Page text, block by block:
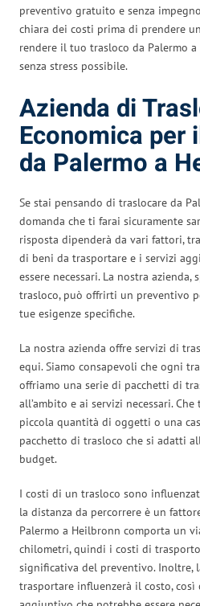
preventivo gratuito e senza
chiara dei costi prima di prendere
rendere il tuo trasloco da Palermo
senza stress possibile.
Azienda di
Economica per
da Palermo a
Se stai pensando di traslocare da
domanda che ti farai sicuramente
risposta dipenderà da vari fattori,
di beni da trasportare e i servizi
essere necessari. La nostra
trasloco, può offrirti un preventivo
tue esigenze specifiche.
La nostra azienda offre servizi di
equi. Siamo consapevoli che ogni
offriamo una serie di pacchetti di
all’ambito e ai servizi necessari.
piccola quantità di oggetti o una
pacchetto di trasloco che si adatti
budget.
I costi di un trasloco sono
la distanza da percorrere è un
Palermo a Heilbronn comporta un
chilometri, quindi i costi di
significativa del preventivo. Inoltre,
trasportare influenzerà il costo, così